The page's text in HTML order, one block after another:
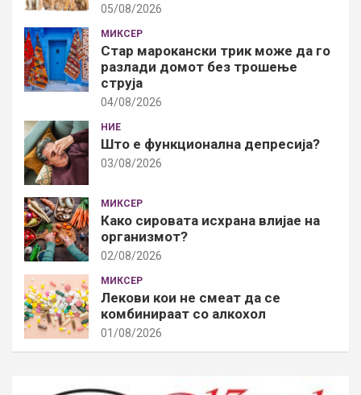
05/08/2026
МИКСЕР
Стар марокански трик може да го
разлади домот без трошење
струја
04/08/2026
НИЕ
Што е функционална депресија?
03/08/2026
МИКСЕР
Како сировата исхрана влијае на
организмот?
02/08/2026
МИКСЕР
Лекови кои не смеат да се
комбинираат со алкохол
01/08/2026